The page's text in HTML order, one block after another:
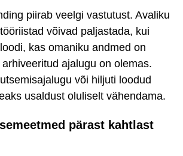
piirab veelgi vastutust. Avaliku
võivad paljastada, kui
kas omaniku andmed on
ajalugu on olemas.
või hiljuti loodud
usaldust oluliselt vähendama.
pärast kahtlast